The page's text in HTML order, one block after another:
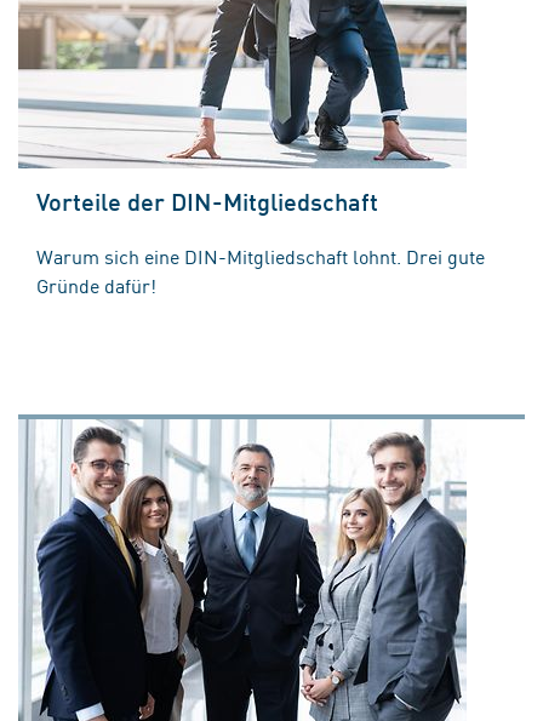
Vorteile der DIN-Mitgliedschaft
Warum sich eine DIN-Mitgliedschaft lohnt. Drei gute
Gründe dafür!